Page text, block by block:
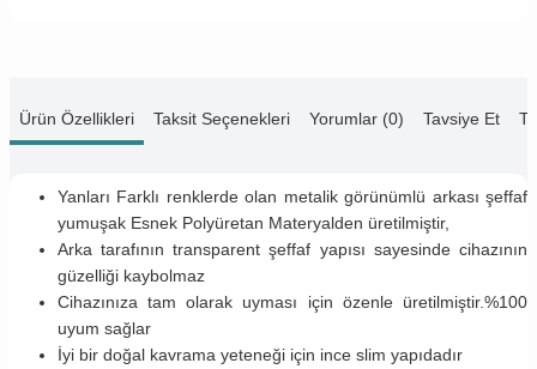
Ürün Özellikleri Taksit Seçenekleri Yorumlar (0) Tavsiye Et
Yanları Farklı renklerde olan metalik görünümlü arkası şeffaf
yumuşak Esnek Polyüretan Materyalden üretilmiştir,
Arka tarafının transparent şeffaf yapısı sayesinde cihazının
güzelliği kaybolmaz
Cihazınıza tam olarak uyması için özenle üretilmiştir.%100
uyum sağlar
İyi bir doğal kavrama yeteneği için ince slim yapıdadır